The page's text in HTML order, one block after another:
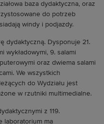
baza dydaktyczna, oraz
do potrzeb
windy i podjazdy.
dydaktyczną. Dysponuje 21.
wykładowymi, 9. salami
oraz dwiema salami
We wszystkich
do Wydziału jest
w rzutniki multimedialne.
z 119.
laboratorium ma